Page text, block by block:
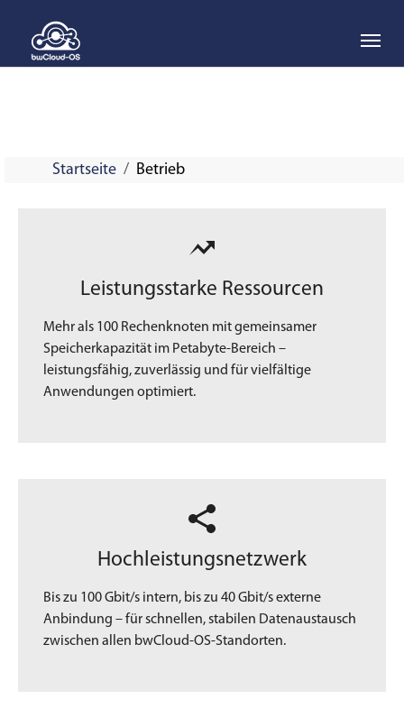
Startseite Betrieb
Leistungsstarke Ressourcen
Mehr als 100 Rechenknoten mit gemeinsamer
Speicherkapazität im Petabyte-Bereich –
leistungsfähig, zuverlässig und für vielfältige
Anwendungen optimiert.
Hochleistungsnetzwerk
Bis zu 100 Gbit/s intern, bis zu 40 Gbit/s externe
Anbindung – für schnellen, stabilen Datenaustausch
zwischen allen bwCloud-OS-Standorten.